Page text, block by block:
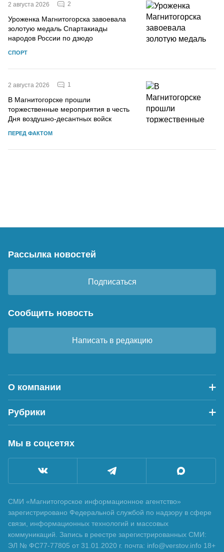
2 августа 2026 2
Уроженка Магнитогорска завоевала
золотую медаль Спартакиады
народов России по дзюдо
СПОРТ
2 августа 2026 1
В Магнитогорске прошли
торжественные мероприятия в честь
Дня воздушно-десантных войск
ПЕРЕД ФАКТОМ
Рассылка новостей
Подписаться
Сообщить новость
Написать в редакцию
О компании
Рубрики
Мы в соцсетях
СМИ «Магнитогорское информационное агентство»
зарегистрировано Федеральной службой по надзору в сфере
связи, информационных технологий и массовых
коммуникаций. Запись в реестре зарегистрированных СМИ:
ЭЛ № ФС77-77805 от 31.01.2020 г. почта: info@verstov.info 18+